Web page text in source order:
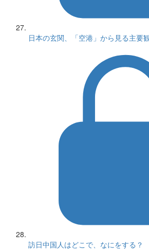
日本の玄関、「空港」から見る主要
訪日中国人はどこで、なにをする？